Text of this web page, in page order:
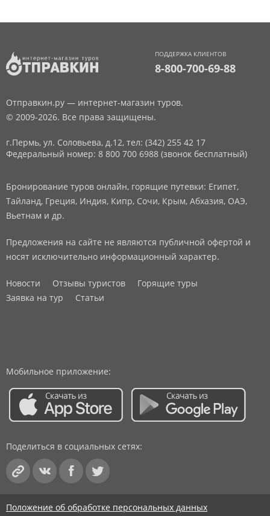
ПОДДЕРЖКА КЛИЕНТОВ
8-800-700-69-88
Отправкин.ру — интернет-магазин туров.
© 2009-2026. Все права защищены.
г.Пермь, ул. Соловьева, д.12, тел: (342) 255 42 17
Федеральный номер: 8 800 700 6988 (звонок бесплатный)
Бронирование туров онлайн, горящие путевки: Египет,
Тайланд, Греция, Индия, Кипр, Сочи, Крым, Абхазия, ОАЭ,
Вьетнам и др.
Предложения на сайте не являются публичной офертой и
носят исключительно информационный характер.
Новости Отзывы туристов
Горящие туры
Заявка на тур
Статьи
Мобильное приложение:
Поделиться в социальных сетях:
Положение об обработке персональных данных